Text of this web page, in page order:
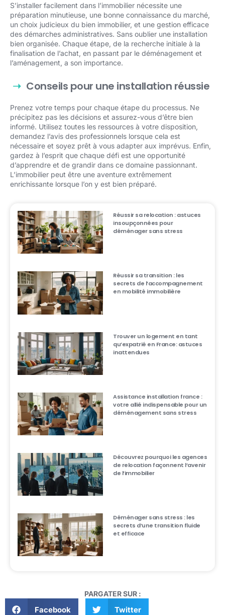
S’installer facilement dans l’immobilier nécessite une
préparation minutieuse, une bonne connaissance du marché,
un choix judicieux du bien immobilier, et une gestion efficace
des démarches administratives. Sans oublier une installation
bien organisée. Chaque étape, de la recherche initiale à la
finalisation de l’achat, en passant par le déménagement et
l’aménagement, a son importance.
Conseils pour une installation réussie
Prenez votre temps pour chaque étape du processus. Ne
précipitez pas les décisions et assurez-vous d’être bien
informé. Utilisez toutes les ressources à votre disposition,
demandez l’avis des professionnels lorsque cela est
nécessaire et soyez prêt à vous adapter aux imprévus. Enfin,
gardez à l’esprit que chaque défi est une opportunité
d’apprendre et de grandir dans ce domaine passionnant.
L’immobilier peut être une aventure extrêmement
enrichissante lorsque l’on y est bien préparé.
Réussir sa relocation : astuces
insoupçonnées pour
déménager sans stress
Réussir sa transition : les
secrets de l’accompagnement
en mobilité immobilière
Trouver un logement en tant
qu’expatrié en France: astuces
inattendues
Assistance installation france :
votre allié indispensable pour un
déménagement sans stress
Découvrez pourquoi les agences
de relocation façonnent l’avenir
de l’immobilier
Déménager sans stress : les
secrets d’une transition fluide
et efficace
PARGATER SUR :
Facebook Twitter